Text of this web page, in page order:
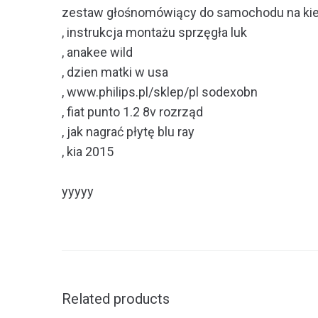
zestaw głośnomówiący do samochodu na
, instrukcja montażu sprzęgła luk
, anakee wild
, dzien matki w usa
, www.philips.pl/sklep/pl sodexobn
, fiat punto 1.2 8v rozrząd
, jak nagrać płytę blu ray
, kia 2015
yyyyy
Related products